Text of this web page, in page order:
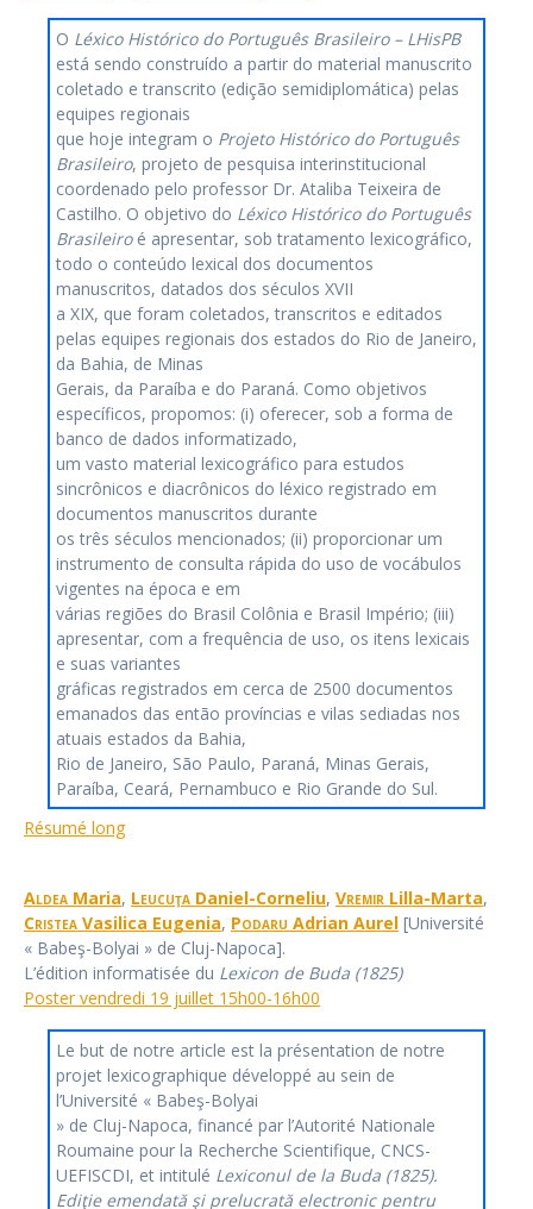
O Léxico Histórico do Português Brasileiro – LHisPB
está sendo construído a partir do material manuscrito
coletado e transcrito (edição semidiplomática) pelas
equipes regionais
que hoje integram o Projeto Histórico do Português
Brasileiro, projeto de pesquisa interinstitucional
coordenado pelo professor Dr. Ataliba Teixeira de
Castilho. O objetivo do Léxico Histórico do Português
Brasileiroé apresentar, sob tratamento lexicográfico,
todo o conteúdo lexical dos documentos
manuscritos, datados dos séculos XVII
a XIX, que foram coletados, transcritos e editados
pelas equipes regionais dos estados do Rio de Janeiro,
da Bahia, de Minas
Gerais, da Paraíba e do Paraná. Como objetivos
específicos, propomos: (i) oferecer, sob a forma de
banco de dados informatizado,
um vasto material lexicográfico para estudos
sincrônicos e diacrônicos do léxico registrado em
documentos manuscritos durante
os três séculos mencionados; (ii) proporcionar um
instrumento de consulta rápida do uso de vocábulos
vigentes na época e em
várias regiões do Brasil Colônia e Brasil Império; (iii)
apresentar, com a frequência de uso, os itens lexicais
e suas variantes
gráficas registrados em cerca de 2500 documentos
emanados das então províncias e vilas sediadas nos
atuais estados da Bahia,
Rio de Janeiro, São Paulo, Paraná, Minas Gerais,
Paraíba, Ceará, Pernambuco e Rio Grande do Sul.
Résumé long
Aldea Maria, Leucuţa Daniel-Corneliu, Vremir Lilla-Marta,
Cristea Vasilica Eugenia, Podaru Adrian Aurel [Université
« Babeş-Bolyai » de Cluj-Napoca].
L’édition informatisée du Lexicon de Buda (1825)
Poster vendredi 19 juillet 15h00-16h00
Le but de notre article est la présentation de notre
projet lexicographique développé au sein de
l’Université « Babeş-Bolyai
» de Cluj-Napoca, financé par l’Autorité Nationale
Roumaine pour la Recherche Scientifique, CNCS-
UEFISCDI, et intitulé Lexiconul de la Buda (1825).
Ediţie emendată şi prelucrată electronic pentru